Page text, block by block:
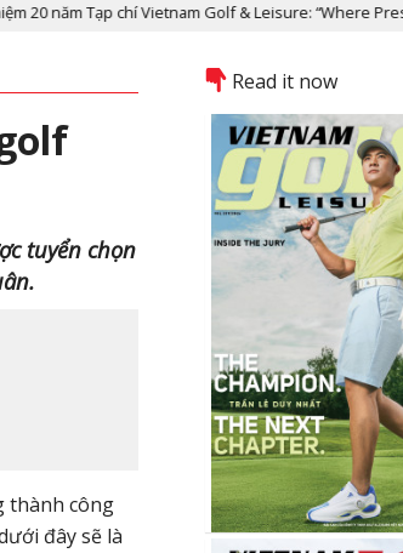
Golf & Leisure: “Where Prestige Meets Legacy”
tuyển chọn
thành công
đây sẽ là
Read it now